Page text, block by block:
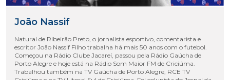
João Nassif
Natural de Ribeirão Preto, o jornalista esportivo, comentarista e
escritor João Nassif Filho trabalha há mais 50 anos com o futebol.
Começou na Rádio Clube Jacareí, passou pela Rádio Gaúcha de
Porto Alegre e hoje está na Rádio Som Maior FM de Criciúma.
Trabalhou também na TV Gaúcha de Porto Alegre, RCE TV